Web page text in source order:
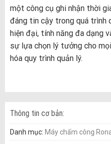
một công cụ ghi nhận thời
đáng tin cậy trong quá trình
hiện đại, tính năng đa dạng
sự lựa chọn lý tưởng cho
hóa quy trình quản lý.
Thông tin cơ bản:
Danh mục: Máy chấm công